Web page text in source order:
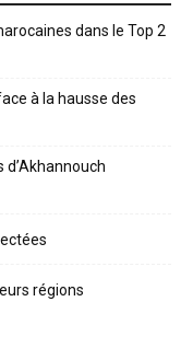
dans le Top 2
à la hausse des
d’Akhannouch
régions